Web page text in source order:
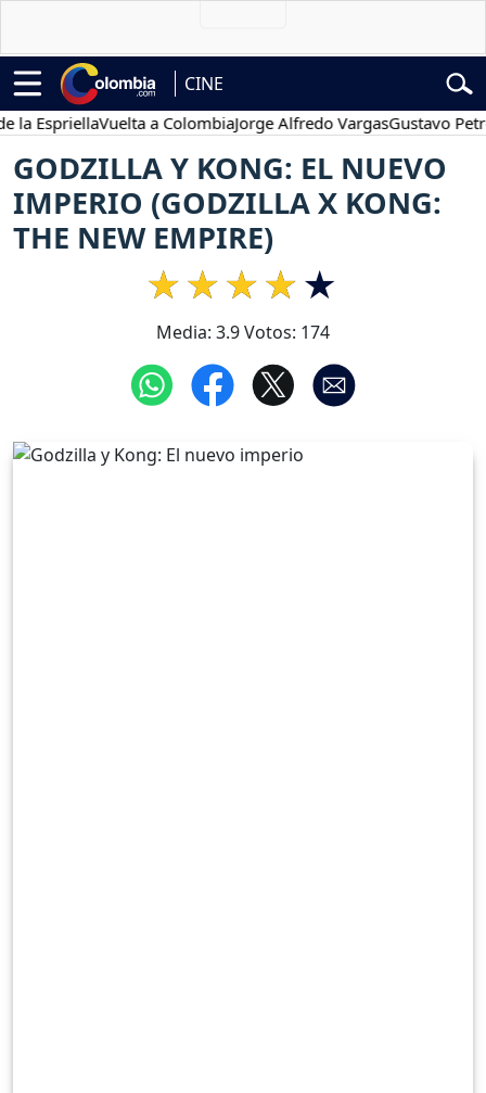
CINE
Vuelta a ColombiaJorge Alfredo VargasGustavo Petro
GODZILLA Y KONG: EL NUEVO
IMPERIO (GODZILLA X KONG:
THE NEW EMPIRE)
Media: 3.9Votos: 174